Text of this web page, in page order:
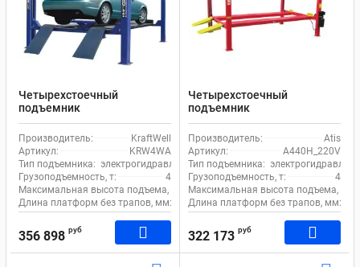
Четырехстоечный
подъемник
электрогидравлический 4т
380В для сход-развала
KraftWell KRW4WA
Производитель:
KraftWell
Артикул:
KRW4WA
Тип подъемника: электрогидравлический
Грузоподъемность, т:
4
Максимальная высота подъема, мм:
1750
Длина платформ без трапов, мм:
5050
356 898 руб
Четырехстоечный
подъемник
электрогидравлический 4т
220В Atis А440H_220V
Производитель:
Atis
Артикул:
А440H_220V
Тип подъемника:
Грузоподъемность, т:
4
Максимальная высота подъема, мм:
Длина платформ без трапов, мм:
322 173 руб